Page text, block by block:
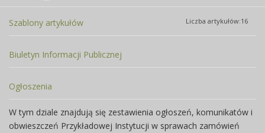
Szablony artykułów Liczba artykułów:16
Biuletyn Informacji Publicznej
Ogłoszenia
W tym dziale znajdują się zestawienia ogłoszeń, komunikatów i
obwieszczeń Przykładowej Instytucji w sprawach zamówień